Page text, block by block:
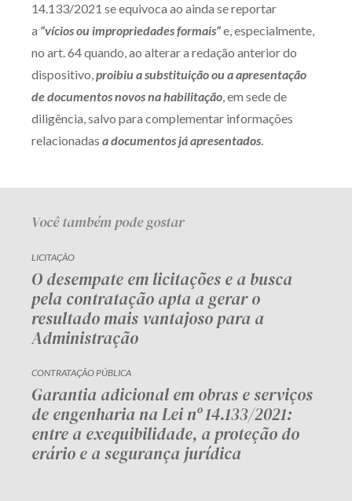
14.133/2021 se equivoca ao ainda se reportar
a “vícios ou impropriedades formais”e, especialmente,
no art. 64 quando, ao alterar a redação anterior do
dispositivo,proibiu a substituição ou a apresentação
de documentos novos na habilitação, em sede de
diligência, salvo para complementar informações
relacionadas a documentos já apresentados.
Você também pode gostar
LICITAÇÃO
O desempate em licitações e a busca
pela contratação apta a gerar o
resultado mais vantajoso para a
Administração
CONTRATAÇÃO PÚBLICA
Garantia adicional em obras e serviços
de engenharia na Lei nº 14.133/2021:
entre a exequibilidade, a proteção do
erário e a segurança jurídica